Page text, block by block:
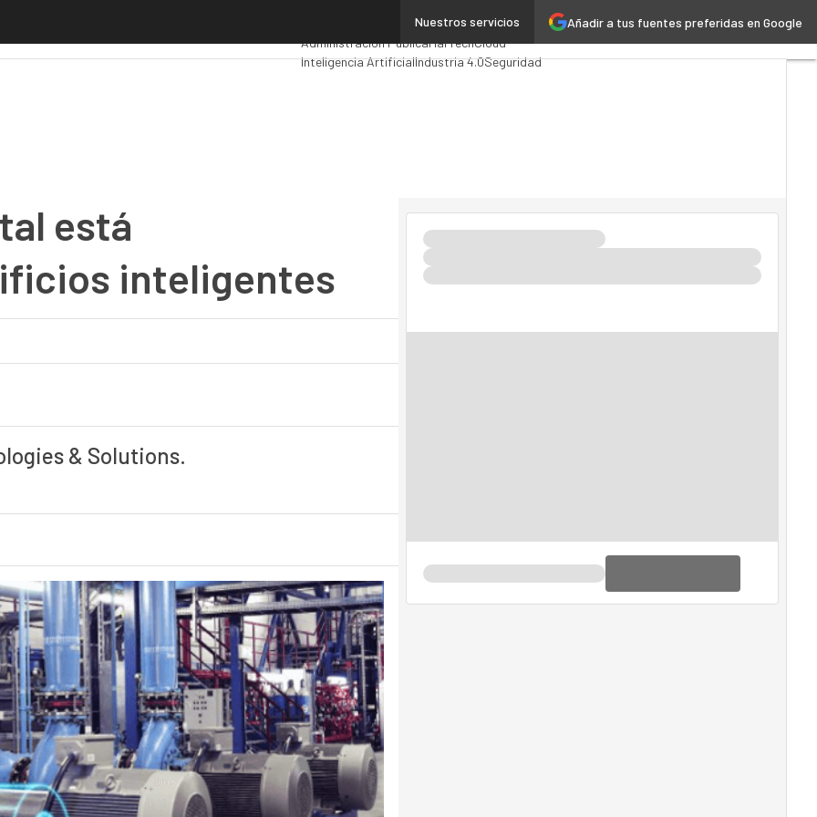
Añadir a tus fuentes preferidas en Google
Nuestros servicios
Analytics
Administración PúblicaMarTechCloud
Inteligencia ArtificialIndustria 4.0Seguridad
está
inteligentes
& Solutions.